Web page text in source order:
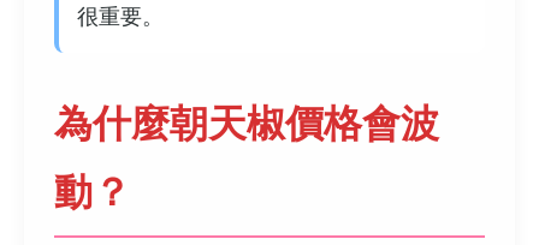
很重要。
為什麼朝天椒價格會波
動？